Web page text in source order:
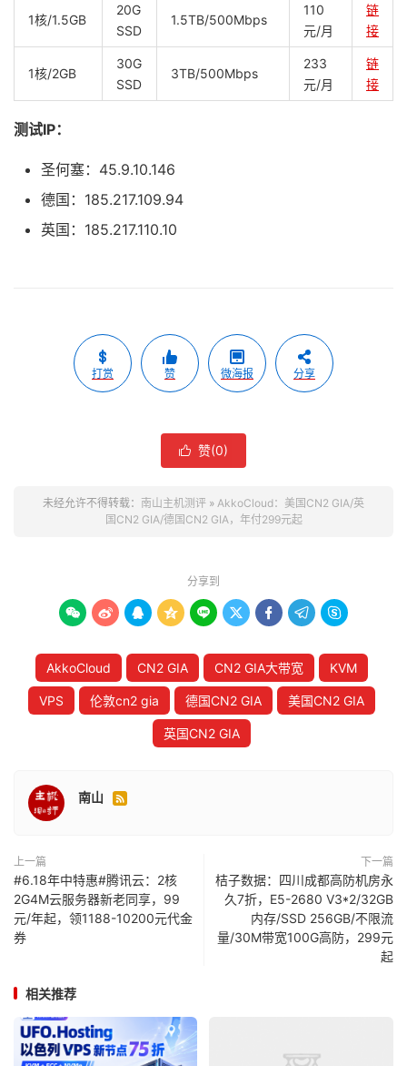
1核/1.5GB
20G
SSD
1.5TB/500Mbps
110
元/月
链
接
1核/2GB
30G
SSD
3TB/500Mbps
233
元/月
链
接
测试IP：
圣何塞：45.9.10.146
德国：185.217.109.94
英国：185.217.110.10
打赏 赞 微海报 分享
 赞(0)
未经允许不得转载： 南山主机测评 » AkkoCloud：美国CN2 GIA/英
国CN2 GIA/德国CN2 GIA，年付299元起
分享到
        
AkkoCloud CN2 GIA CN2 GIA大带宽 KVM
VPS 伦敦cn2 gia 德国CN2 GIA 美国CN2 GIA
英国CN2 GIA
南山 
上一篇
#6.18年中特惠#腾讯云：2核
2G4M云服务器新老同享，99
元/年起，领1188-10200元代金
券
下一篇
桔子数据：四川成都高防机房永
久7折，E5-2680 V3*2/32GB
内存/SSD 256GB/不限流
量/30M带宽100G高防，299元
起
相关推荐